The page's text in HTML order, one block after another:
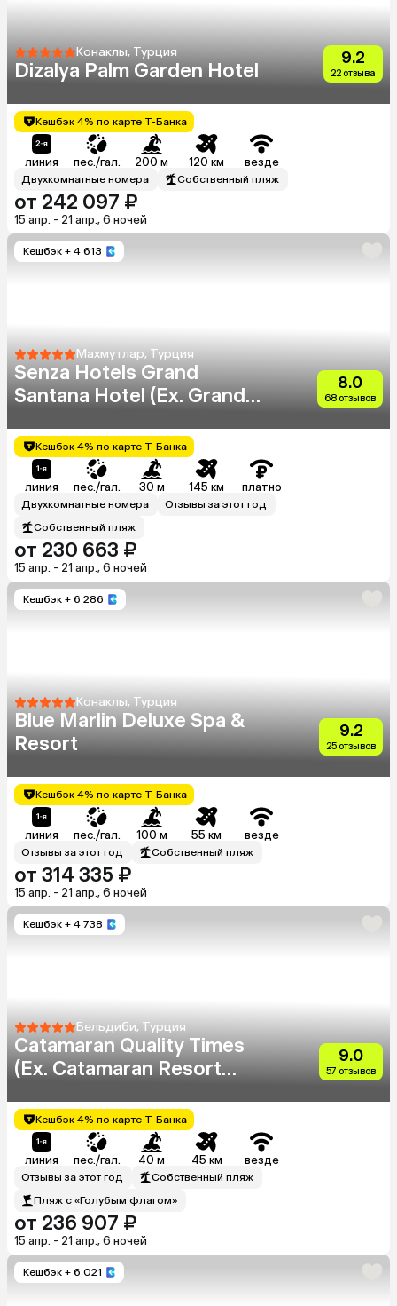
Конаклы, Турция
Dizalya Palm Garden Hotel
9.2
22 отзыва
Кешбэк 4% по карте Т-Банка
линия пес./гал. 200 м 120 км везде
Двухкомнатные номера Собственный пляж
от 242 097 ₽
15 апр. - 21 апр., 6 ночей
Кешбэк + 4 613
Махмутлар, Турция
Senza Hotels Grand
Santana Hotel (Ex. Grand
8.0
68 отзывов
Кешбэк 4% по карте Т-Банка
линия пес./гал. 30 м 145 км платно
Двухкомнатные номера
Отзывы за этот год
Собственный пляж
от 230 663 ₽
15 апр. - 21 апр., 6 ночей
Кешбэк + 6 286
Конаклы, Турция
Blue Marlin Deluxe Spa &
Resort
9.2
25 отзывов
Кешбэк 4% по карте Т-Банка
линия пес./гал. 100 м 55 км везде
Отзывы за этот год Собственный пляж
от 314 335 ₽
15 апр. - 21 апр., 6 ночей
Кешбэк + 4 738
Бельдиби, Турция
Catamaran Quality Times
(Ex. Catamaran Resort
9.0
57 отзывов
Кешбэк 4% по карте Т-Банка
линия пес./гал. 40 м 45 км везде
Отзывы за этот год
Собственный пляж
Пляж с «Голубым флагом»
от 236 907 ₽
15 апр. - 21 апр., 6 ночей
Кешбэк + 6 021